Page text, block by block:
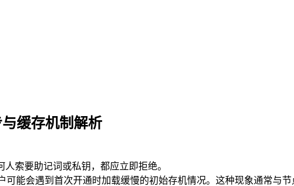
缓存机制解析
索要助记词或私钥，都应立即拒绝。
能会遇到首次开通时加载缓慢的初始存机情况。这种现象通常与